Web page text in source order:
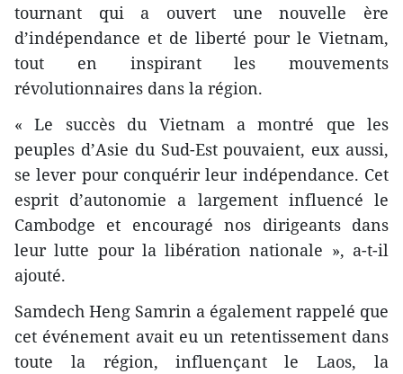
tournant qui a ouvert une nouvelle ère
d’indépendance et de liberté pour le Vietnam,
tout en inspirant les mouvements
révolutionnaires dans la région.
« Le succès du Vietnam a montré que les
peuples d’Asie du Sud-Est pouvaient, eux aussi,
se lever pour conquérir leur indépendance. Cet
esprit d’autonomie a largement influencé le
Cambodge et encouragé nos dirigeants dans
leur lutte pour la libération nationale », a-t-il
ajouté.
Samdech Heng Samrin a également rappelé que
cet événement avait eu un retentissement dans
toute la région, influençant le Laos, la